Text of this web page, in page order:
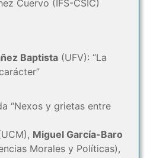
Cuervo (IFS-CSIC)
Baptista(UFV): “La
“Nexos y grietas entre
Miguel García-Baro
Morales y Políticas),